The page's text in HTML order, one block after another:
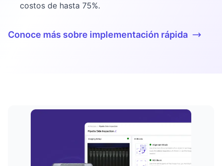
costos de hasta 75%.
Conoce más sobre implementación rápida